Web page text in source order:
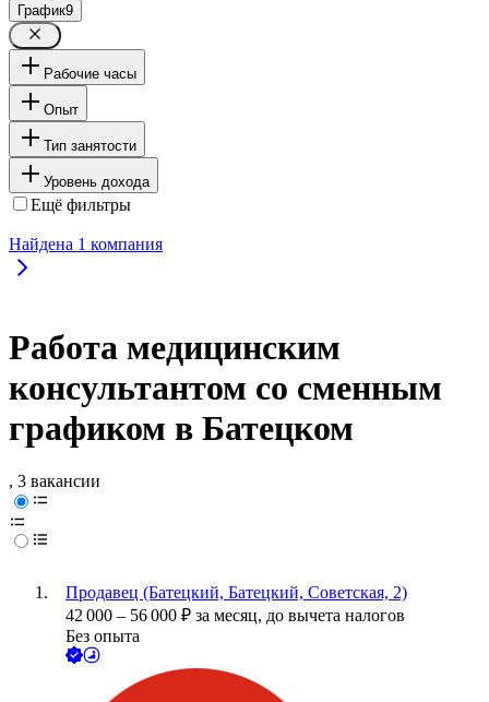
График9
Рабочие часы
Опыт
Тип занятости
Уровень дохода
Ещё фильтры
Найдена 1 компания
Работа медицинским
консультантом со сменным
графиком в Батецком
, 3 вакансии
Продавец (Батецкий, Батецкий, Советская, 2)
42 000 – 56 000 ₽ за месяц, до вычета налогов
Без опыта